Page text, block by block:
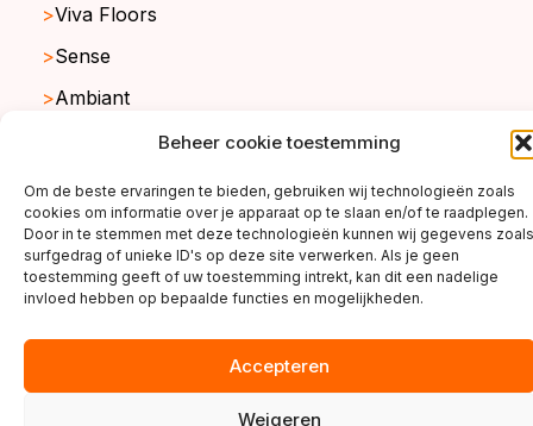
Beheer cookie toestemming
Om de beste ervaringen te bieden, gebruiken wij technologieën zoals
cookies om informatie over je apparaat op te slaan en/of te raadplegen.
Door in te stemmen met deze technologieën kunnen wij gegevens zoals
surfgedrag of unieke ID's op deze site verwerken. Als je geen
toestemming geeft of uw toestemming intrekt, kan dit een nadelige
invloed hebben op bepaalde functies en mogelijkheden.
Accepteren
Weigeren
Viva Floors
Sense
Ambiant
copyright ©2026